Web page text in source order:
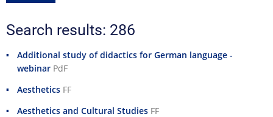
Search results: 286
Additional study of didactics for German language -
webinar PdF
Aesthetics FF
Aesthetics and Cultural Studies FF